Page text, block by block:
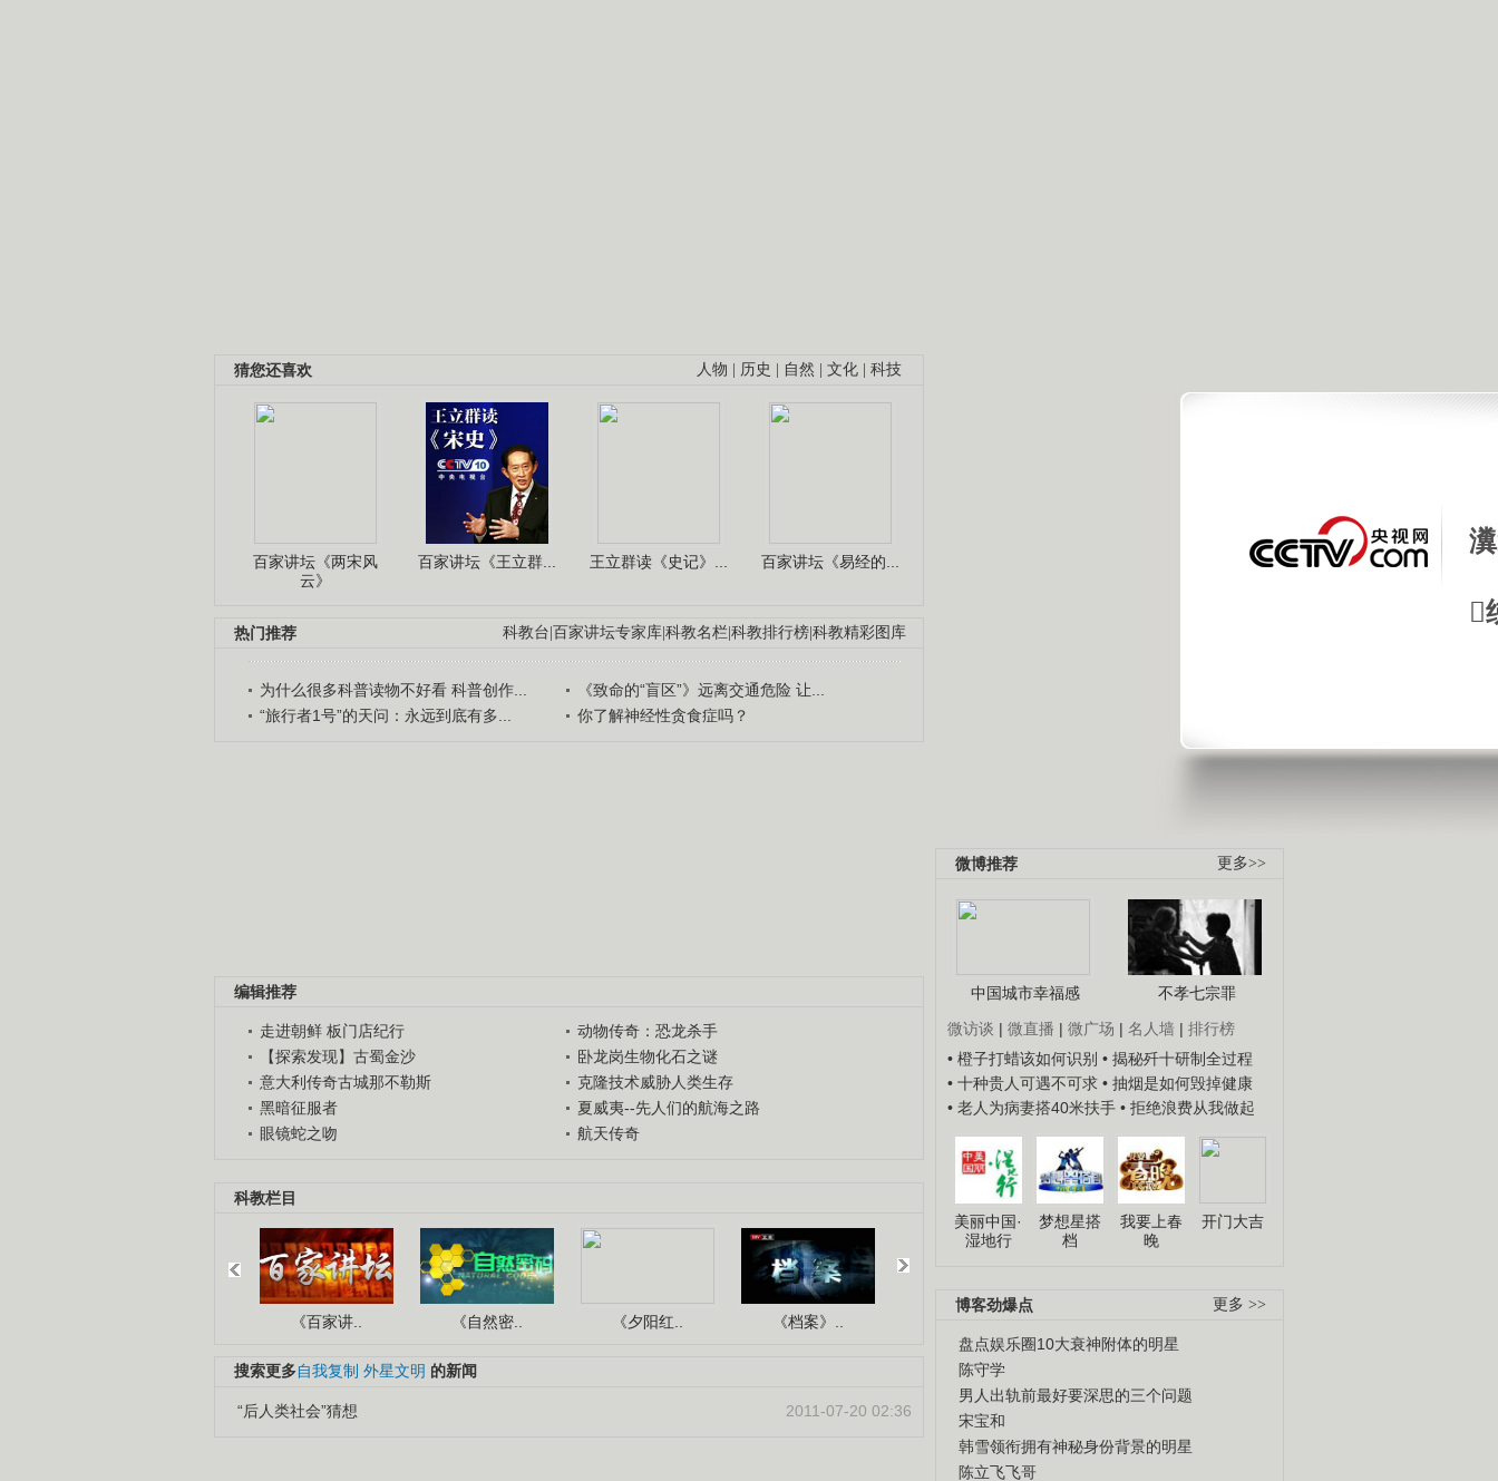

更多>>
微博推荐
中国城市幸福感
不孝七宗罪
微访谈 | 微直播 | 微广场 | 名人墙 | 排行榜
• 橙子打蜡该如何识别 • 揭秘歼十研制全过程
• 十种贵人可遇不可求 • 抽烟是如何毁掉健康
• 老人为病妻搭40米扶手 • 拒绝浪费从我做起
美丽中国·
湿地行
梦想星搭
档
我要上春
晚
开门大吉
更多 >>
博客劲爆点
盘点娱乐圈10大衰神附体的明星
陈守学
男人出轨前最好要深思的三个问题
宋宝和
韩雪领衔拥有神秘身份背景的明星
陈立飞飞哥
人物 历史 自然 文化 科技
猜您还喜欢
百家讲坛《两宋风
云》
百家讲坛《王立群... 王立群读《史记》... 百家讲坛《易经的...
科教台 百家讲坛专家库 科教名栏 科教排行榜 科教精彩图库
热门推荐
为什么很多科普读物不好看 科普创作...
《致命的“盲区”》远离交通危险 让...
“旅行者1号”的天问：永远到底有多...
你了解神经性贪食症吗？
编辑推荐
走进朝鲜 板门店纪行
动物传奇：恐龙杀手
【探索发现】古蜀金沙
卧龙岗生物化石之谜
意大利传奇古城那不勒斯
克隆技术威胁人类生存
黑暗征服者
夏威夷--先人们的航海之路
眼镜蛇之吻
航天传奇
科教栏目
《百家讲.. 《自然密.. 《夕阳红.. 《档案》..
搜索更多自我复制 外星文明 的新闻
2011-07-20 02:36
“后人类社会”猜想